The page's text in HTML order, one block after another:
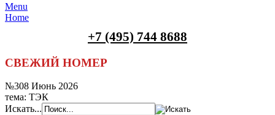
Menu
Home
+7 (495) 744 8688
СВЕЖИЙ НОМЕР
№308 Июнь 2026
тема: ТЭК
Искать...